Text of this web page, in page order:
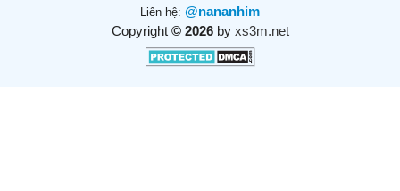
Liên hệ: @nananhim
Copyright © 2026by xs3m.net